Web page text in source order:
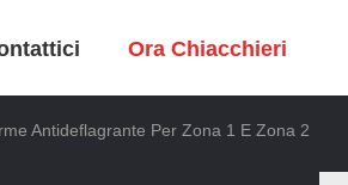
Ora Chiacchieri
Antideflagrante Per Zona 1 E Zona 2